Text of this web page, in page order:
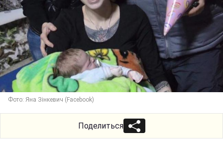
Фото: Яна Зінкевич (Facebook)
Поделиться